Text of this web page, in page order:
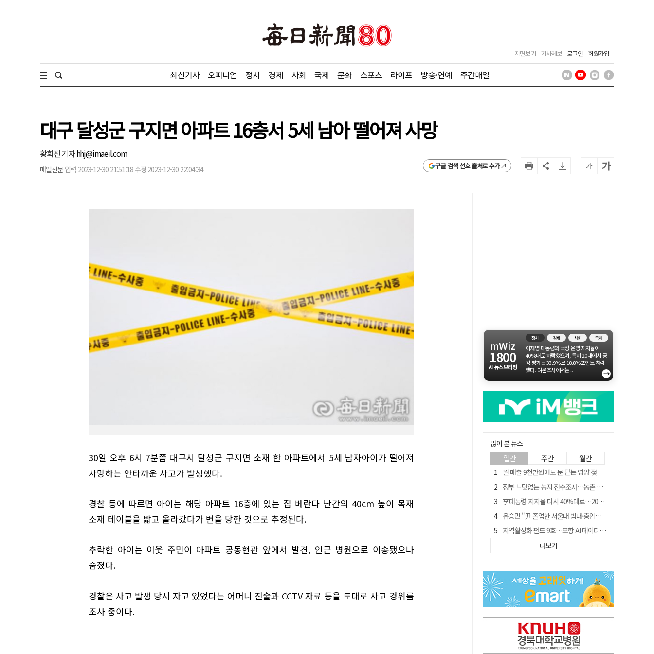
지면보기 기사제보 로그인 회원가입
최신기사 오피니언 정치 경제 사회 국제 문화 스포츠 라이프 방송·연예 주간매일
대구 달성군 구지면 아파트 16층서 5세 남아 떨어져 사망
황희진 기자hhj@imaeil.com
매일신문 입력 2023-12-30 21:51:18 수정 2023-12-30 22:04:34 구글 검색 선호 출처로 추가 가 가
30일 오후 6시 7분쯤 대구시 달성군 구지면 소재 한 아파트에서 5세 남자아이가 떨어져
사망하는 안타까운 사고가 발생했다.
경찰 등에 따르면 아이는 해당 아파트 16층에 있는 집 베란다 난간의 40cm 높이 목재
소재 테이블을 밟고 올라갔다가 변을 당한 것으로 추정된다.
추락한 아이는 이웃 주민이 아파트 공동현관 앞에서 발견, 인근 병원으로 이송됐으나
숨졌다.
경찰은 사고 발생 당시 자고 있었다는 어머니 진술과 CCTV 자료 등을 토대로 사고 경위를
조사 중이다.
mWiz
1800
AI 뉴스브리핑
정치 경제 사회 국제
이재명 대통령의 국정 운영 지지율이
40%대로 하락했으며, 특히 20대에서 긍
정 평가는 33.9%로 18.8%포인트 하락
했다. 여론조사에서는...
→
많이 본 뉴스
일간 주간 월간
월 매출 9천만원에도 문 닫는 영양 젖소농장… "일할 사람이 없어"
정부 느닷없는 농지 전수조사…농촌 들쑤시는 '경자유전'의 칼날
李대통령 지지율 다시 40%대로…20대는 18.8%p 급락
유승민 "尹 졸업한 서울대 법대·충암고도 없애야"…李 육사 통합 직격
지역활성화 펀드 9호…포항 AI 데이터센터에 6천억 투입
국민 51.9% "李 대통령 재판 재개 필요하다"
경북 영천시, 9월부터 11월까지 반값 여행 혜택 제공
아쉬운 태클
'솔리다임 IPO 추진설' SK하이닉스, 주가 9% 급락
더보기